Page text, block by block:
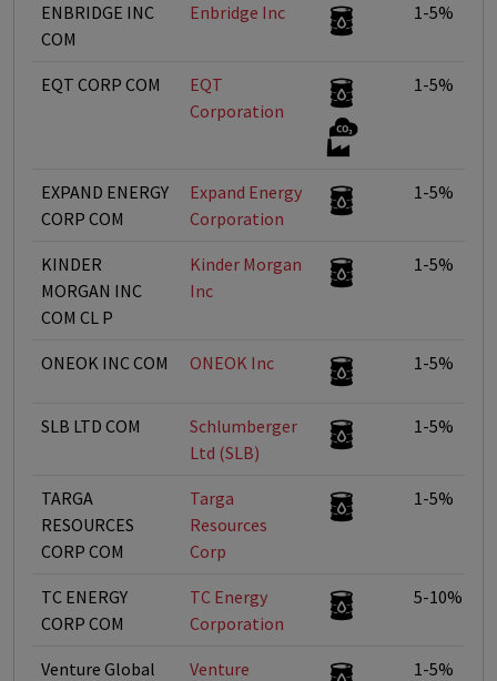
ENBRIDGE INC
COM
Enbridge Inc 1-5%
EQT CORP COM
EQT
Corporation
1-5%
EXPAND ENERGY
CORP COM
Expand Energy
Corporation
1-5%
KINDER
MORGAN INC
COM CL P
Kinder Morgan
Inc
1-5%
ONEOK INC COM ONEOK Inc 1-5%
SLB LTD COM
Schlumberger
Ltd (SLB)
1-5%
TARGA
RESOURCES
CORP COM
Targa
Resources
Corp
1-5%
TC ENERGY
CORP COM
TC Energy
Corporation
5-10%
Venture Global
Venture
1-5%